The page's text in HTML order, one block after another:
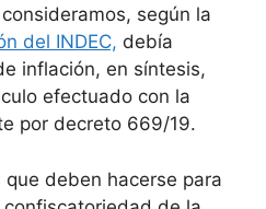
según la
del INDEC, debía
inflación, en síntesis,
efectuado con la
por decreto 669/19.
deben hacerse para